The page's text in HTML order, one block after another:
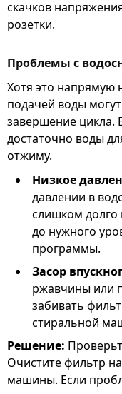
скачков
розетки.
Проблемы с
Хотя это напрямую
подачей воды
завершение цикла.
достаточно воды
отжиму.
Низкое
давлении в
слишком долго
до нужного
программы.
Засор
ржавчины или
забивать
стиральной
Решение:
Очистите фильтр
машины. Если